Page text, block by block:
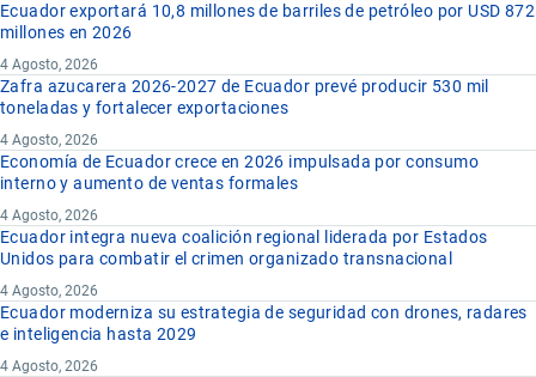
Ecuador exportará 10,8 millones de barriles de petróleo por USD 872
millones en 2026
4 Agosto, 2026
Zafra azucarera 2026-2027 de Ecuador prevé producir 530 mil
toneladas y fortalecer exportaciones
4 Agosto, 2026
Economía de Ecuador crece en 2026 impulsada por consumo
interno y aumento de ventas formales
4 Agosto, 2026
Ecuador integra nueva coalición regional liderada por Estados
Unidos para combatir el crimen organizado transnacional
4 Agosto, 2026
Ecuador moderniza su estrategia de seguridad con drones, radares
e inteligencia hasta 2029
4 Agosto, 2026